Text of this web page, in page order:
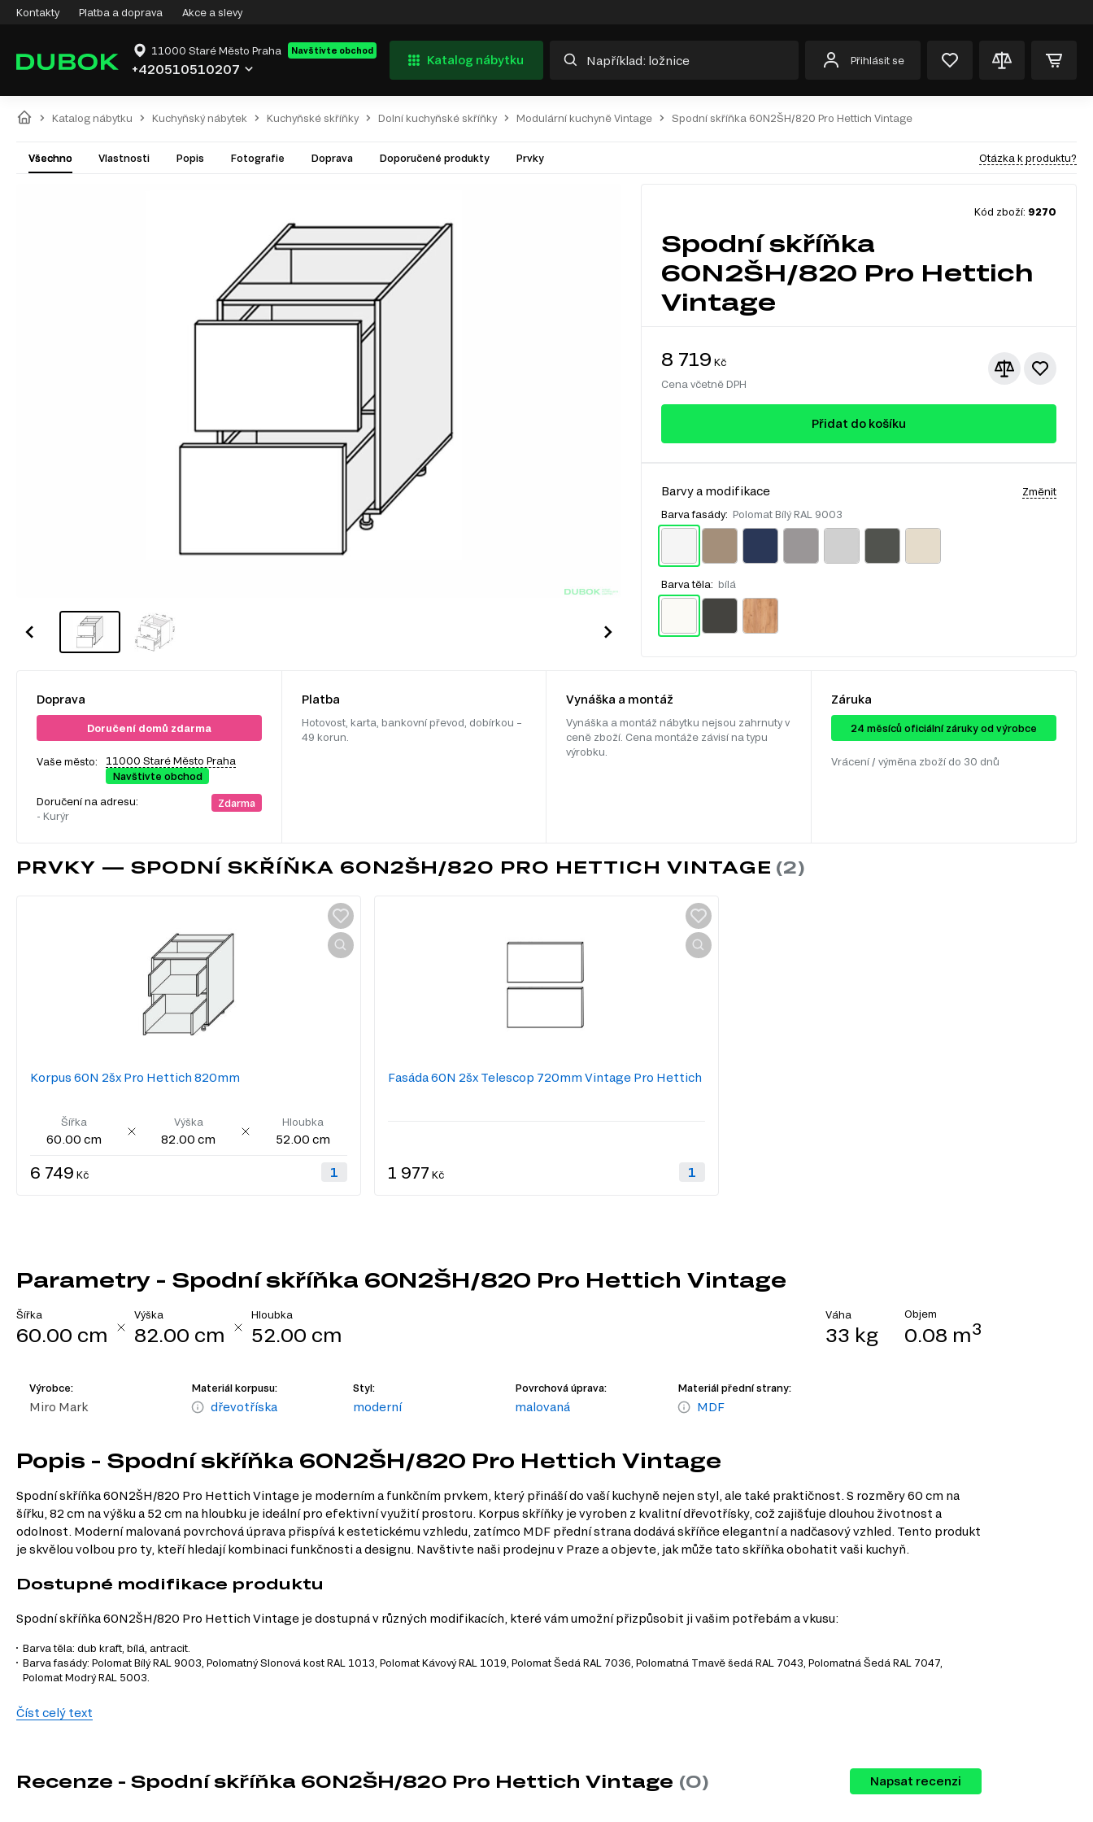
Kontakty Platba a doprava Akce a slevy
11000 Staré Město Praha Navštivte obchod
+420510510207
Katalog nábytku Přihlásit se
Katalog nábytku Kuchyňský nábytek Kuchyňské skříňky Dolní kuchyňské skříňky Modulární kuchyně Vintage Spodní skříňka 60N2ŠH/820 Pro Hettich Vintage
Všechno Vlastnosti Popis Fotografie Doprava Doporučené produkty Prvky Otázka k produktu?
Kód zboží: 9270
Spodní skříňka
60N2ŠH/820 Pro Hettich
Vintage
8 719 Kč
Cena včetně DPH
Přidat do košíku
Barvy a modifikace Změnit
Barva fasády: Polomat Bílý RAL 9003
Barva těla: bílá
Doprava
Doručení domů zdarma
Vaše město:
11000 Staré Město Praha
Navštivte obchod
Doručení na adresu:
- Kurýr
Zdarma
Platba
Hotovost, karta, bankovní převod, dobírkou –
49 korun.
Vynáška a montáž
Vynáška a montáž nábytku nejsou zahrnuty v
ceně zboží. Cena montáže závisí na typu
výrobku.
Záruka
24 ​​​​měsíců oficiální záruky od výrobce
Vrácení / výměna zboží do 30 dnů
PRVKY — SPODNÍ SKŘÍŇKA 60N2ŠH/820 PRO HETTICH VINTAGE
Korpus 60N 2šx Pro Hettich 820mm
Šířka
60.00 cm
Výška
82.00 cm
Hloubka
52.00 cm
6 749 Kč
Fasáda 60N 2šx Telescop 720mm Vintage Pro Hettich
1 977 Kč
Parametry - Spodní skříňka 60N2ŠH/820 Pro Hettich Vintage
Šířka
60.00 cm
Výška
82.00 cm
Hloubka
52.00 cm
Váha
33 kg
Objem
0.08 m3
Výrobce:
Miro Mark
Materiál korpusu:
dřevotříska
Styl:
moderní
Povrchová úprava:
malovaná
Materiál přední strany:
MDF
Popis - Spodní skříňka 60N2ŠH/820 Pro Hettich Vintage
Spodní skříňka 60N2ŠH/820 Pro Hettich Vintage je moderním a funkčním prvkem, který přináší do vaší kuchyně nejen styl, ale také praktičnost. S rozměry 60 cm na
šířku, 82 cm na výšku a 52 cm na hloubku je ideální pro efektivní využití prostoru. Korpus skříňky je vyroben z kvalitní dřevotřísky, což zajišťuje dlouhou životnost a
odolnost. Moderní malovaná povrchová úprava přispívá k estetickému vzhledu, zatímco MDF přední strana dodává skříňce elegantní a nadčasový vzhled. Tento produkt
je skvělou volbou pro ty, kteří hledají kombinaci funkčnosti a designu. Navštivte naši prodejnu v Praze a objevte, jak může tato skříňka obohatit vaši kuchyň.
Dostupné modifikace produktu
Spodní skříňka 60N2ŠH/820 Pro Hettich Vintage je dostupná v různých modifikacích, které vám umožní přizpůsobit ji vašim potřebám a vkusu:
Barva těla: dub kraft, bílá, antracit.
Barva fasády: Polomat Bílý RAL 9003, Polomatný Slonová kost RAL 1013, Polomat Kávový RAL 1019, Polomat Šedá RAL 7036, Polomatná Tmavě šedá RAL 7043, Polomatná Šedá RAL 7047,
Polomat Modrý RAL 5003.
Charakteristiky, vlastnosti a výhody
Dřevotříska a MDF zajišťují odolnost a dlouhou životnost, což znamená, že investice do této skříňky se vám vyplatí.
Široké možnosti přizpůsobení.Díky různým barvám těla a fasády si můžete vytvořit kuchyň podle vlastního vkusu a stylu.
Číst celý text
Recenze - Spodní skříňka 60N2ŠH/820 Pro Hettich Vintage (0) Napsat recenzi